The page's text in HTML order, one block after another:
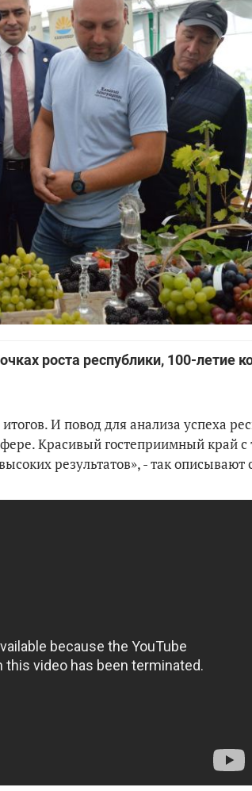
роста республики, 100-летие
И повод для анализа успеха
Красивый гостеприимный край
результатов», - так